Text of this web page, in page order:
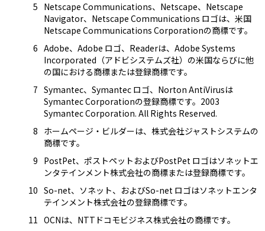
Netscape Communications、Netscape、Netscape
Navigator、Netscape Communications ロゴは、米国
Netscape Communications Corporationの商標です。
Adobe、Adobe ロゴ、Readerは、Adobe Systems
Incorporated（アドビシステムズ社）の米国ならびに他
の国における商標または登録商標です。
Symantec、Symantec ロゴ、Norton AntiVirusは
Symantec Corporationの登録商標です。2003
Symantec Corporation. All Rights Reserved.
ホームページ・ビルダーは、株式会社ジャストシステムの
商標です。
PostPet、ポストペットおよびPostPet ロゴはソネットエ
ンタテインメント株式会社の商標または登録商標です。
So-net、ソネット、およびSo-net ロゴはソネットエンタ
テインメント株式会社の登録商標です。
OCNは、NTTドコモビジネス株式会社の商標です。